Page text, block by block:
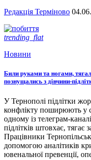
Редакція Терміново
trending_flat
Новини
Били руками та ногами,
познущались з дівчини-
У Тернополі підлітки
конфлікту поширюють у
одному із телеграм-
підлітків штовхає, тягає
Працівники
допомогою аналітиків
ювенальної превенції,